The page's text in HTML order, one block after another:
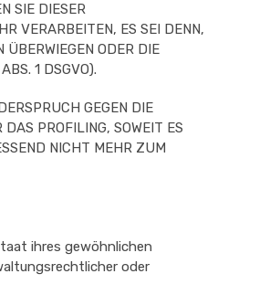
SIE DIESER
VERARBEITEN, ES SEI DENN,
ODER DIE
1 DSGVO).
GEGEN DIE
PROFILING, SOWEIT ES
NICHT MEHR ZUM
ihres gewöhnlichen
oder